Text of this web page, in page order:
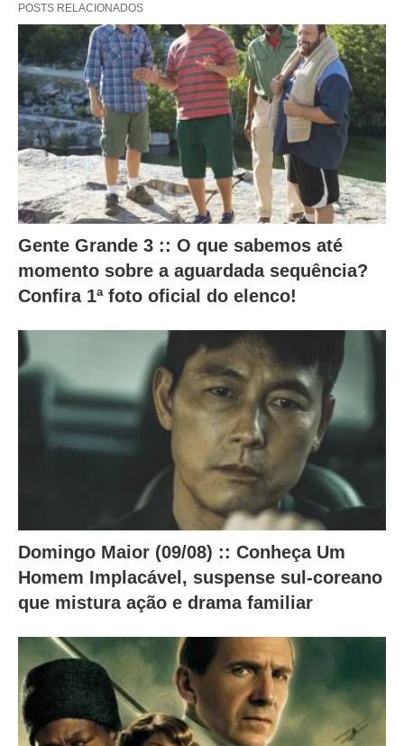
a
m
o
c
o
n
t
e
ú
d
o
a
POSTS RELACIONADOS
Gente Grande 3 :: O que sabemos até
momento sobre a aguardada sequência?
Confira 1ª foto oficial do elenco!
Domingo Maior (09/08) :: Conheça Um
Homem Implacável, suspense sul-coreano
que mistura ação e drama familiar